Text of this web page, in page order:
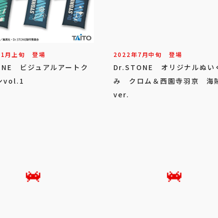
月上旬 登場
ビジュアルアートク
vol.1
2022年7月中旬 登場
Dr.STONE オリジナルぬい
み クロム＆西園寺羽京 海
ver.